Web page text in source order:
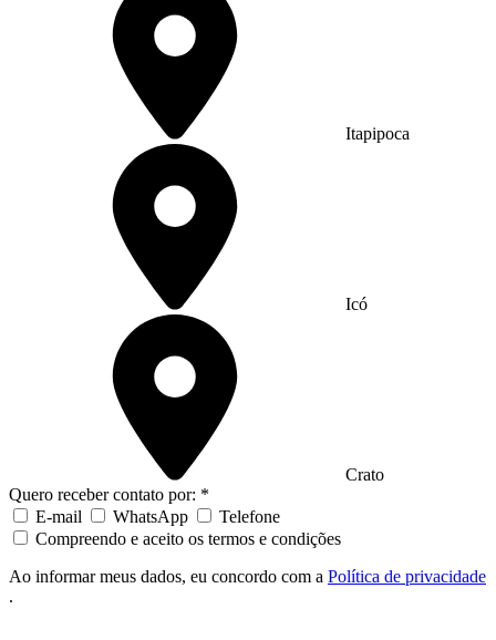
Itapipoca
Icó
Crato
Quero receber contato por: *
E-mail
WhatsApp
Telefone
Compreendo e aceito os termos e condições
Ao informar meus dados, eu concordo com a Política de privacidade
.